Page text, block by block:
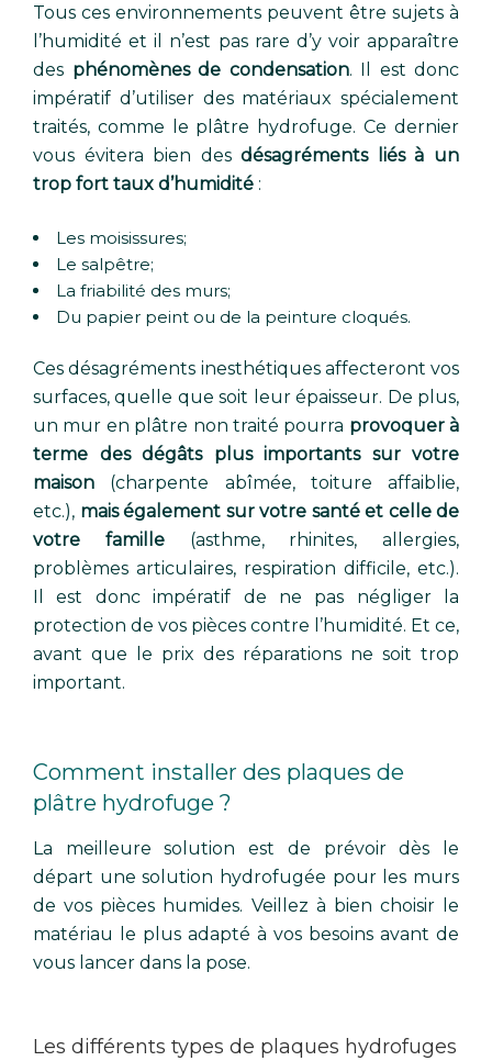
Tous ces environnements peuvent être sujets à
l’humidité et il n’est pas rare d’y voir apparaître
des phénomènes de condensation. Il est donc
impératif d’utiliser des matériaux spécialement
traités, comme le plâtre hydrofuge. Ce dernier
vous évitera bien desdésagréments liés à un
trop fort taux d’humidité :
Les moisissures;
Le salpêtre;
La friabilité des murs;
Du papier peint ou de la peinture cloqués.
Ces désagréments inesthétiques affecteront vos
surfaces, quelle que soit leur épaisseur. De plus,
un mur en plâtre non traité pourra provoquer à
terme des dégâts plus importants sur votre
maison (charpente abîmée, toiture affaiblie,
etc.), mais également sur votre santé et celle de
votre famille(asthme, rhinites, allergies,
problèmes articulaires, respiration difficile, etc.).
Il est donc impératif de ne pas négliger la
protection de vos pièces contre l’humidité. Et ce,
avant que le prix des réparations ne soit trop
important.
Comment installer des plaques de
plâtre hydrofuge ?
La meilleure solution est de prévoir dès le
départ une solution hydrofugée pour les murs
de vos pièces humides. Veillez à bien choisir le
matériau le plus adapté à vos besoins avant de
vous lancer dans la pose.
Les différents types de plaques hydrofuges